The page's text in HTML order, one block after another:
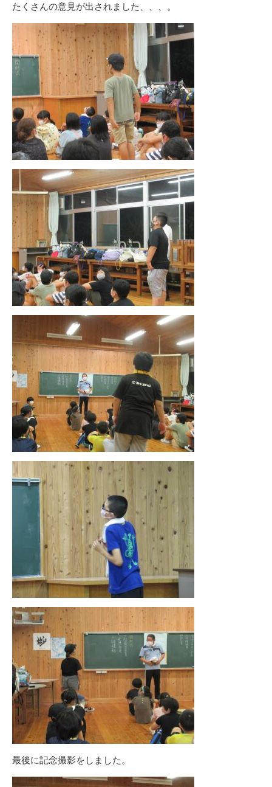
たくさんの意見が出されました、、、。
最後に記念撮影をしました。